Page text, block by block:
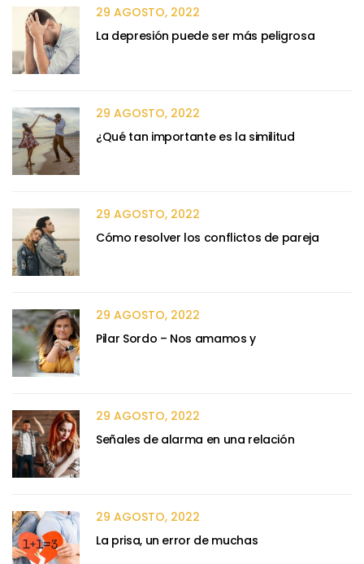
29 AGOSTO, 2022
La depresión puede ser más peligrosa
29 AGOSTO, 2022
¿Qué tan importante es la similitud
29 AGOSTO, 2022
Cómo resolver los conflictos de pareja
29 AGOSTO, 2022
Pilar Sordo – Nos amamos y
29 AGOSTO, 2022
Señales de alarma en una relación
29 AGOSTO, 2022
La prisa, un error de muchas